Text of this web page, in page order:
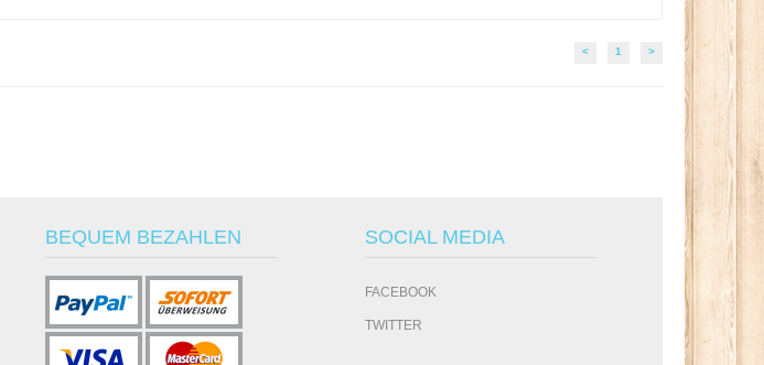
< 1 >
BEQUEM BEZAHLEN SOCIAL MEDIA
FACEBOOK
TWITTER